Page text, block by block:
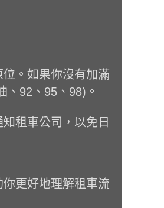
。如果你沒有加滿
92、95、98)。
租車公司，以免日
更好地理解租車流